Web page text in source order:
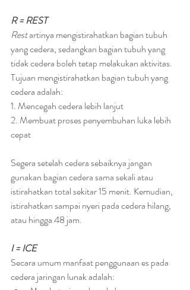
R = REST
Rest artinya mengistirahatkan bagian tubuh
yang cedera, sedangkan bagian tubuh yang
tidak cedera boleh tetap melakukan aktivitas.
Tujuan mengistirahatkan bagian tubuh yang
cedera adalah:
1. Mencegah cedera lebih lanjut
2. Membuat proses penyembuhan luka lebih
cepat
Segera setelah cedera sebaiknya jangan
gunakan bagian cedera sama sekali atau
istirahatkan total sekitar 15 menit. Kemudian,
istirahatkan sampai nyeri pada cedera hilang,
atau hingga 48 jam.
I = ICE
Secara umum manfaat penggunaan es pada
cedera jaringan lunak adalah: